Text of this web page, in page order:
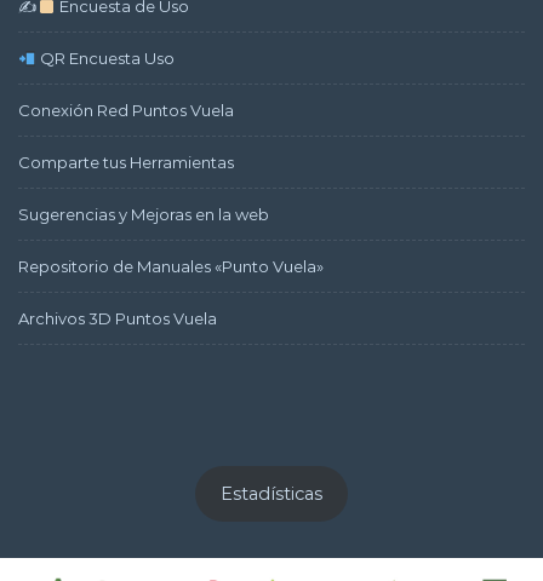
✍ Encuesta de Uso
QR Encuesta Uso
Conexión Red Puntos Vuela
Comparte tus Herramientas
Sugerencias y Mejoras en la web
Repositorio de Manuales «Punto Vuela»
Archivos 3D Puntos Vuela
Estadísticas